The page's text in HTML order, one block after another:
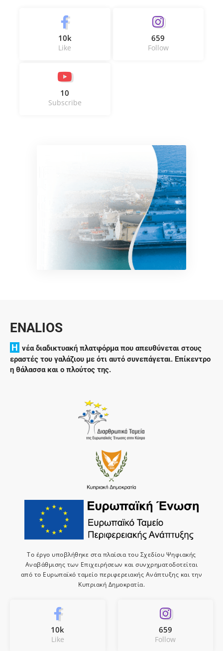
10k
Like
659
Follow
10
Subscribe
ENALIOS
H νέα διαδικτυακή πλατφόρμα που απευθύνεται στους
εραστές του γαλάζιου με ότι αυτό συνεπάγεται. Επίκεντρο
η θάλασσα και ο πλούτος της.
Το έργο υποβλήθηκε στα πλαίσια του Σχεδίου Ψηφιακής
Αναβάθμισης των Επιχειρήσεων και συνχρηματοδοτείται
από το Ευρωπαϊκό ταμείο περιφερειακής Ανάπτυξης και την
Κυπριακή Δημοκρατία.
10k
Like
659
Follow